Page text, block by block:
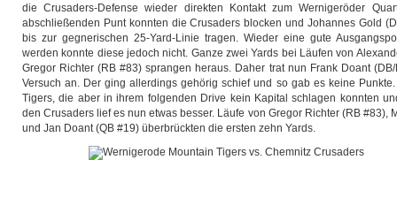
die Crusaders-Defense wieder direkten Kontakt zum Wernigeröder
abschließenden Punt konnten die Crusaders blocken und Johannes Gold
bis zur gegnerischen 25-Yard-Linie tragen. Wieder eine gute
werden konnte diese jedoch nicht. Ganze zwei Yards bei Läufen von
Gregor Richter (RB #83) sprangen heraus. Daher trat nun Frank Doant
Versuch an. Der ging allerdings gehörig schief und so gab es keine
Tigers, die aber in ihrem folgenden Drive kein Kapital schlagen konnten
den Crusaders lief es nun etwas besser. Läufe von Gregor Richter (RB #83),
und Jan Doant (QB #19) überbrückten die ersten zehn Yards.